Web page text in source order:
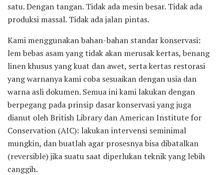
satu. Dengan tangan. Tidak ada mesin besar. Tidak ada
produksi massal. Tidak ada jalan pintas.
Kami menggunakan bahan-bahan standar konservasi:
lem bebas asam yang tidak akan merusak kertas, benang
linen khusus yang kuat dan awet, serta kertas restorasi
yang warnanya kami coba sesuaikan dengan usia dan
warna asli dokumen. Semua ini kami lakukan dengan
berpegang pada prinsip dasar konservasi yang juga
dianut oleh British Library dan American Institute for
Conservation (AIC): lakukan intervensi seminimal
mungkin, dan buatlah agar prosesnya bisa dibatalkan
(reversible) jika suatu saat diperlukan teknik yang lebih
canggih.